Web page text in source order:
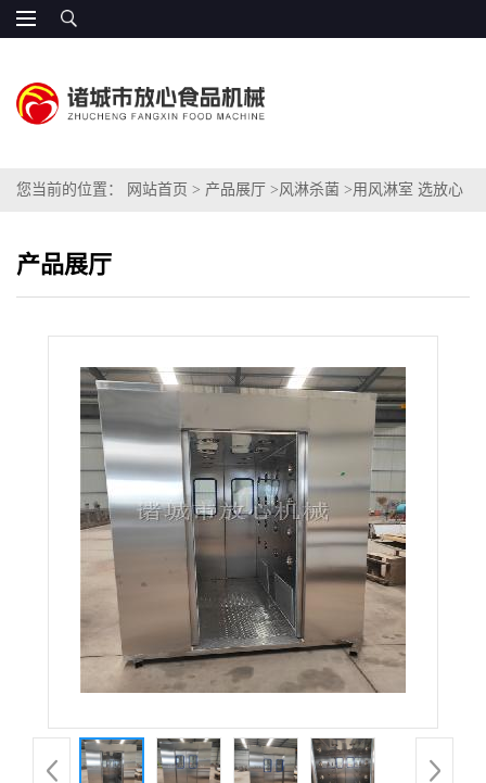
您当前的位置： 网站首页 > 产品展厅 >风淋杀菌 >用风淋室 选放心
产品展厅